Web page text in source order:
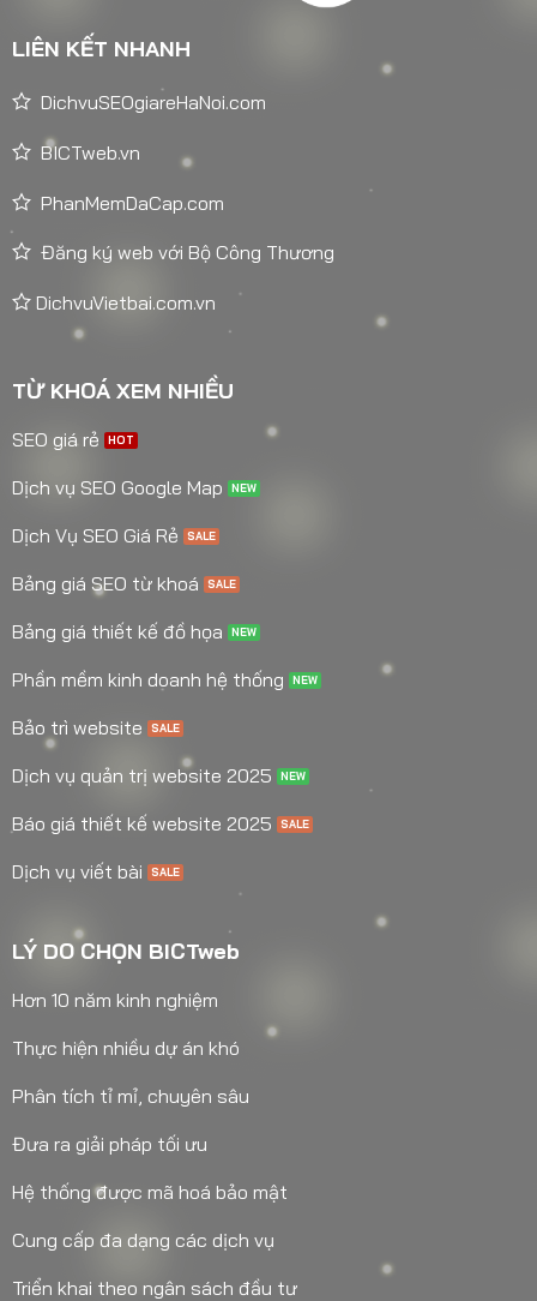
LIÊN KẾT NHANH
DichvuSEOgiareHaNoi.com
BICTweb.vn
PhanMemDaCap.com
Đăng ký web với Bộ Công Thương
DichvuVietbai.com.vn
TỪ KHOÁ XEM NHIỀU
SEO giá rẻ
Dịch vụ SEO Google Map
Dịch Vụ SEO Giá Rẻ
Bảng giá SEO từ khoá
Bảng giá thiết kế đồ họa
Phần mềm kinh doanh hệ thống
Bảo trì website
Dịch vụ quản trị website 2025
Báo giá thiết kế website 2025
Dịch vụ viết bài
LÝ DO CHỌN BICTweb
Hơn 10 năm kinh nghiệm
Thực hiện nhiều dự án khó
Phân tích tỉ mỉ, chuyên sâu
Đưa ra giải pháp tối ưu
Hệ thống được mã hoá bảo mật
Cung cấp đa dạng các dịch vụ
Triển khai theo ngân sách đầu tư